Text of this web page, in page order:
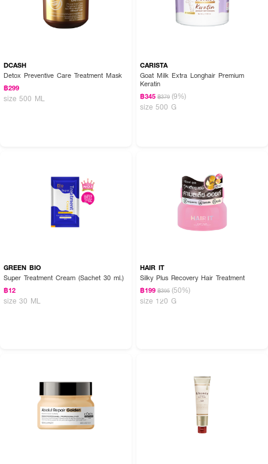
DCASH
Detox Preventive Care Treatment Mask
฿299
size 500 ML
CARISTA
Goat Milk Extra Longhair Premium
Keratin
฿345 ฿379 (9%)
size 500 G
GREEN BIO
Super Treatment Cream (Sachet 30 ml.)
฿12
size 30 ML
HAIR IT
Silky Plus Recovery Hair Treatment
฿199 ฿395 (50%)
size 120 G